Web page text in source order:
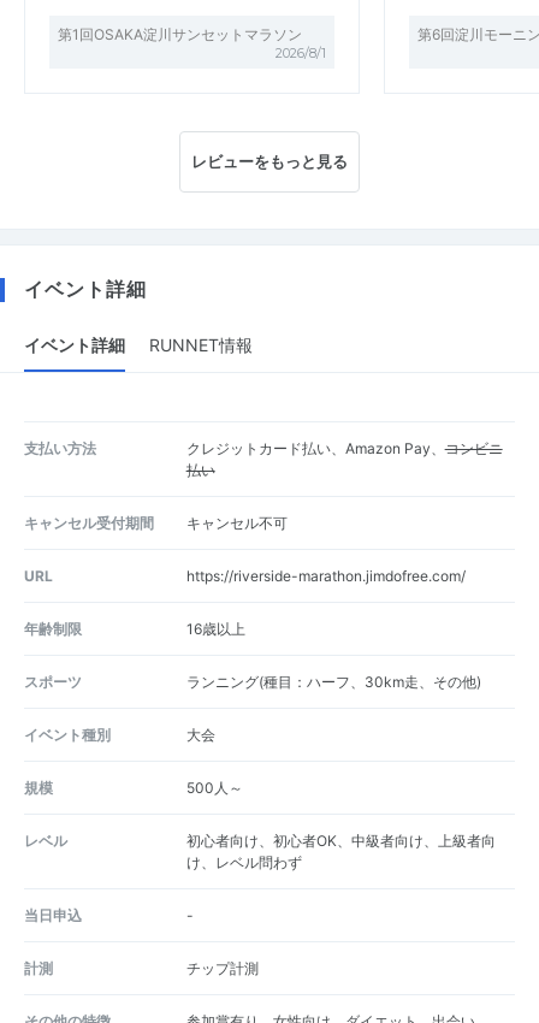
第1回OSAKA淀川サンセットマラソン
2026/8/1
第6回淀川モーニ
レビューをもっと見る
イベント詳細
イベント詳細 RUNNET情報
支払い方法 クレジットカード払い、Amazon Pay、コンビニ
払い
キャンセル受付期間 キャンセル不可
URL https://riverside-marathon.jimdofree.com/
年齢制限 16歳以上
スポーツ ランニング(種目：ハーフ、30km走、その他)
イベント種別 大会
規模 500人～
レベル
初心者向け、初心者OK、中級者向け、上級者向
け、レベル問わず
当日申込 -
計測 チップ計測